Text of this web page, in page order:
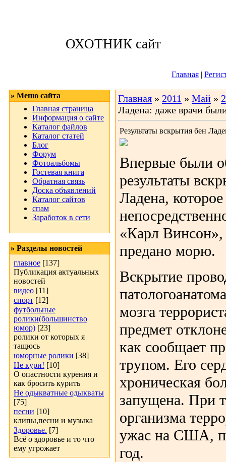
ОХОТНИК сайт
Главная |
» Меню сайта
Главная страница
Информация о сайте
Каталог файлов
Каталог статей
Блог
Форум
Фотоальбомы
Гостевая книга
Обратная связь
Доска объявлений
Каталог сайтов
спам
Заработок в сети
» Разделы новостей
главное [137]
Публикация актуальных
новостей
видео [11]
спорт [12]
футбольные
ролики(большинство
юмор) [23]
ролики от которых я
тащюсь
юморные ролики [38]
Не кури! [10]
О опастности курения и
как бросить курить
Не одыкватные одыкваты
[75]
песни [10]
клипы,песни и музыка
Здоровье. [7]
Всё о здоровье и то что
ему угрожает
Главная » 2011 » Май »
Ладена: даже врачи
Результаты вскрытия бен
Впервые были
результаты
Ладена,
«Карл Винсон»,
предано морю.
Вскрытие
мозга
предмет
как сообщает
трупом. Его
хроническая
запущена. При
организма
ужас на США,
год.